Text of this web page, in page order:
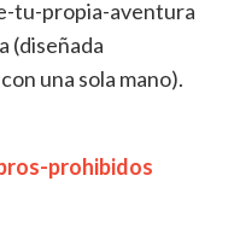
tu-propia-aventura
(diseñada
una sola mano).